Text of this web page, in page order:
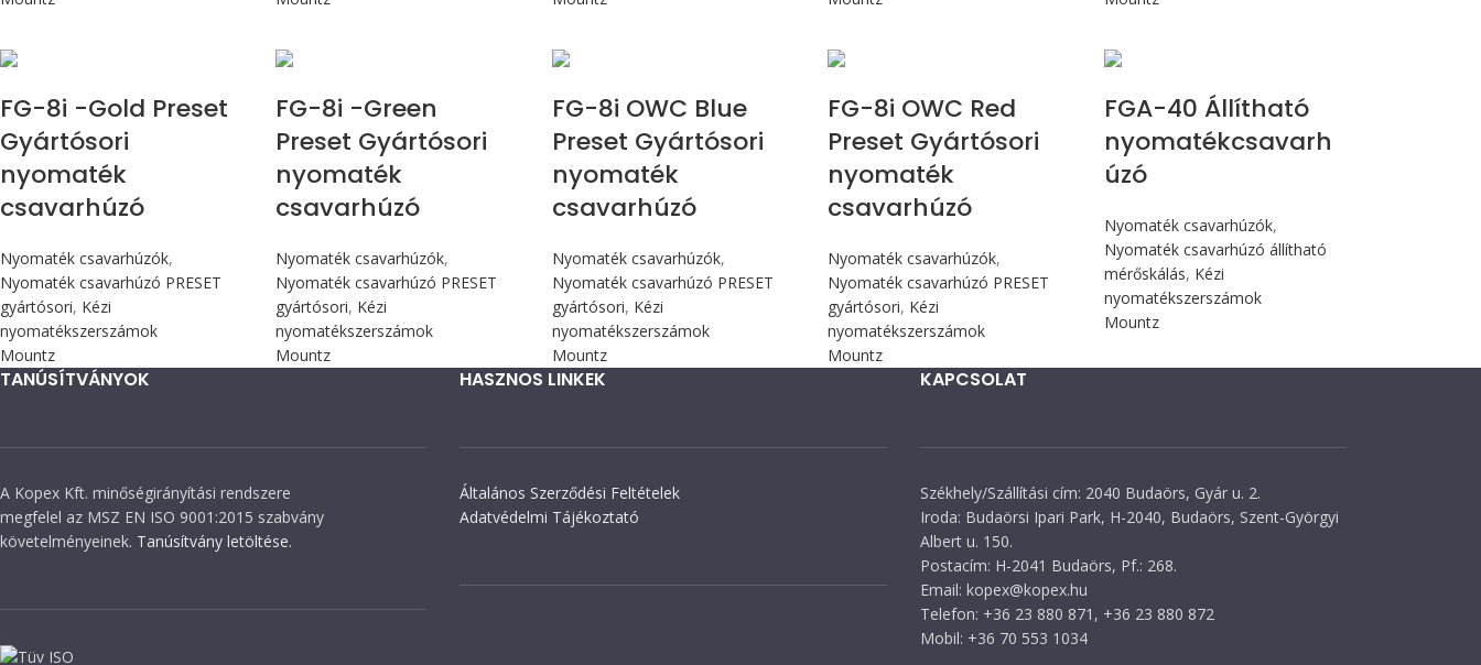
FG-8i -Gold Preset
Gyártósori
nyomaték
csavarhúzó
Nyomaték csavarhúzók,
Nyomaték csavarhúzó PRESET
gyártósori, Kézi
nyomatékszerszámok
Mountz
FG-8i -Green
Preset Gyártósori
nyomaték
csavarhúzó
Nyomaték csavarhúzók,
Nyomaték csavarhúzó PRESET
gyártósori, Kézi
nyomatékszerszámok
Mountz
FG-8i OWC Blue
Preset Gyártósori
nyomaték
csavarhúzó
Nyomaték csavarhúzók,
Nyomaték csavarhúzó PRESET
gyártósori, Kézi
nyomatékszerszámok
Mountz
FG-8i OWC Red
Preset Gyártósori
nyomaték
csavarhúzó
Nyomaték csavarhúzók,
Nyomaték csavarhúzó PRESET
gyártósori, Kézi
nyomatékszerszámok
Mountz
FGA-40 Állítható
nyomatékcsavarh
úzó
Nyomaték csavarhúzók,
Nyomaték csavarhúzó állítható
mérőskálás, Kézi
nyomatékszerszámok
Mountz
TANÚSÍTVÁNYOK
A Kopex Kft. minőségirányítási rendszere
megfelel az MSZ EN ISO 9001:2015 szabvány
követelményeinek. Tanúsítvány letöltése.
HASZNOS LINKEK
Általános Szerződési Feltételek
Adatvédelmi Tájékoztató
KAPCSOLAT
Székhely/Szállítási cím: 2040 Budaörs, Gyár u. 2.
Iroda: Budaörsi Ipari Park, H-2040, Budaörs, Szent-Györgyi
Albert u. 150.
Postacím: H-2041 Budaörs, Pf.: 268.
Email: kopex@kopex.hu
Telefon: +36 23 880 871, +36 23 880 872
Mobil: +36 70 553 1034